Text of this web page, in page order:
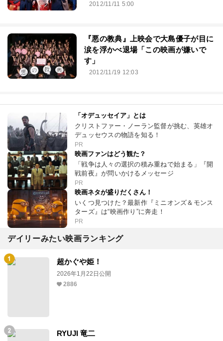
2012/11/11 5:00
『悪の教典』上映会で大島優子が目に
涙を浮かべ退場「この映画が嫌いで
す」
2012/11/19 12:03
「オデュッセイア」とは
クリストファー・ノーラン監督が挑む、英雄オ
デュッセウスの物語を知る！
PR
映画ファンはどう観た？
「戦争は人々の選択の積み重ねで始まる」『開
戦前夜』が問いかけるメッセージ
PR
映画ネタが盛りだくさん！
いくつ見つけた？最新作『ミニオンズ＆モンス
ターズ』は“映画作り”に奔走！
PR
デイリーみたい映画ランキング
超かぐや姫！
2026年1月22日公開
2886
RYUJI 竜二